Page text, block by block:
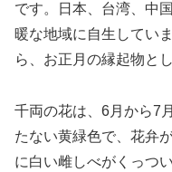
です。日本、台湾、中
暖な地域に自生してい
ら、お正月の縁起物と
千両の花は、6月から7
たない黄緑色で、花弁
に白い雌しべがくっつ